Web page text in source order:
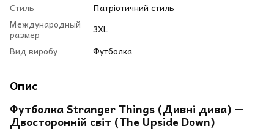
Стиль
Патріотичний стиль
Международный
размер
3XL
Вид виробу
Футболка
Опис
Футболка Stranger Things (Дивні дива) —
Двосторонній світ (The Upside Down)